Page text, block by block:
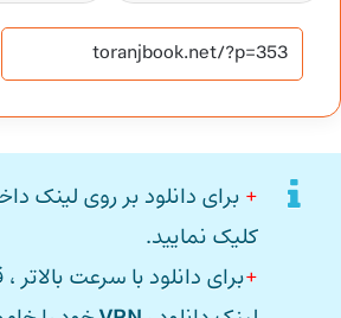
+ برای دانلود بر روی لینک
کلیک نمایید.
+برای دانلود با سرعت بالاتر